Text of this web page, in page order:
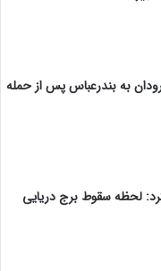
به بندرعباس پس از حمله
لحظه سقوط برج دریایی